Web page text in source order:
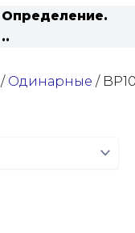
Определение.
..
/ Одинарные /